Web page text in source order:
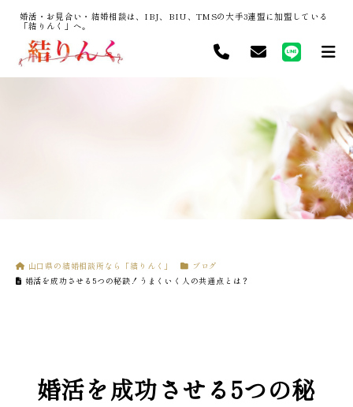
婚活・お見合い・結婚相談は、IBJ、BIU、TMSの大手3連盟に加盟している
「結りんく」へ。
山口県の結婚相談所なら「結りんく」
ブログ
婚活を成功させる5つの秘訣！うまくいく人の共通点とは？
婚活を成功させる5つの秘